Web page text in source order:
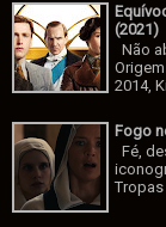
(2021)
Não
2014,
Fogo
Fé,
Tropas